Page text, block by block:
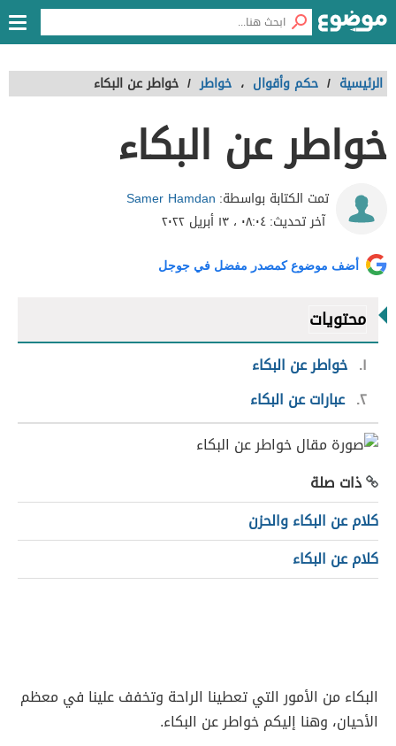
الرئيسية / حكم وأقوال ، خواطر / خواطر عن البكاء
خواطر عن البكاء
تمت الكتابة بواسطة: Samer Hamdan
آخر تحديث:٠٨:٠٤ ، ١٣ أبريل ٢٠٢٢
أضف موضوع كمصدر مفضل في جوجل
محتويات
١ خواطر عن البكاء
٢ عبارات عن البكاء
ذات صلة
كلام عن البكاء والحزن
كلام عن البكاء
البكاء من الأمور التي تعطينا الراحة وتخفف علينا في معظم
الأحيان، وهنا إليكم خواطر عن البكاء.